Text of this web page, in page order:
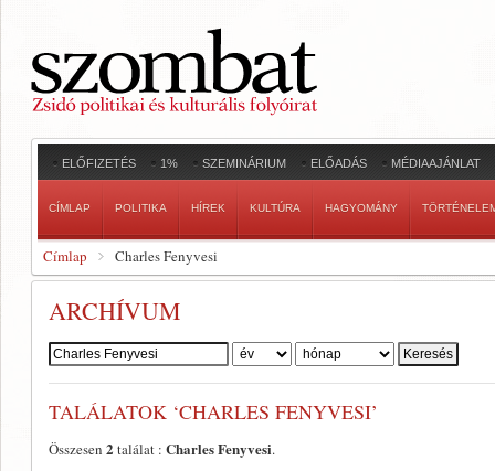
ELŐFIZETÉS 1% SZEMINÁRIUM ELŐADÁS MÉDIAAJÁNLAT
CÍMLAP POLITIKA HÍREK KULTÚRA HAGYOMÁNY
Címlap Charles Fenyvesi
ARCHÍVUM
Szerző:
TALÁLATOK ‘CHARLES FENYVESI’
Összesen 2 találat : Charles Fenyvesi.